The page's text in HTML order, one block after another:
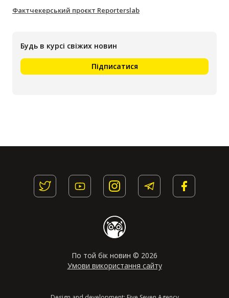
Фактчекерський проєкт Reporterslab
Будь в курсі свіжих новин
Підписатися
По той бік новин © 2026
Умови використання сайту